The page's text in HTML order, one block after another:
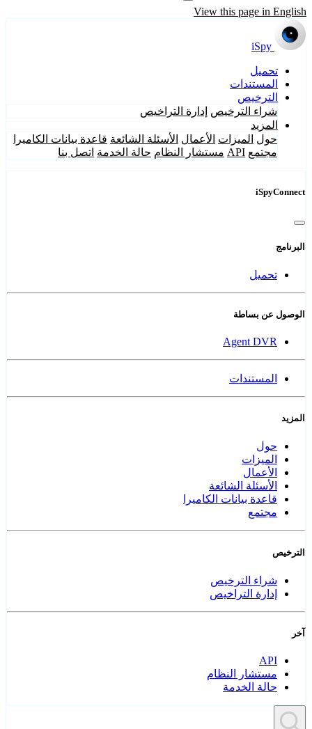
View this page in English
iSpy
تحميل
المستندات
الترخيص
شراء الترخيص إدارة التراخيص
المزيد
حول الميزات الأعمال الأسئلة الشائعة قاعدة بيانات الكاميرا
مجتمع API مستشار النظام حالة الخدمة اتصل بنا
iSpyConnect
البرنامج
تحميل
الوصول عن بساطة
Agent DVR
المستندات
المزيد
حول
الميزات
الأعمال
الأسئلة الشائعة
قاعدة بيانات الكاميرا
مجتمع
الترخيص
شراء الترخيص
إدارة التراخيص
آخر
API
مستشار النظام
حالة الخدمة